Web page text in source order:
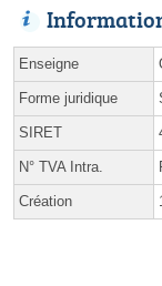
Enseigne
Forme juridique
SIRET
N° TVA Intra.
Création